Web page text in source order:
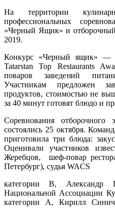
На территории
профессиональных
«Черный Ящик» и отборочный
2019.
Конкурс «Черный ящик» —
Tatarstan Top Restaurants
поваров заведений
Участникам предложен
продуктов, стоимостью не
за 40 минут готовят блюдо и
Соревнования
состоялись 25 октября.
приготовила три блюда:
Оценивали участников
Жеребцов, шеф-повар
Петербург), судья WACS
категории B, Александр
Национальной Ассоциации
категории А, Кирилл